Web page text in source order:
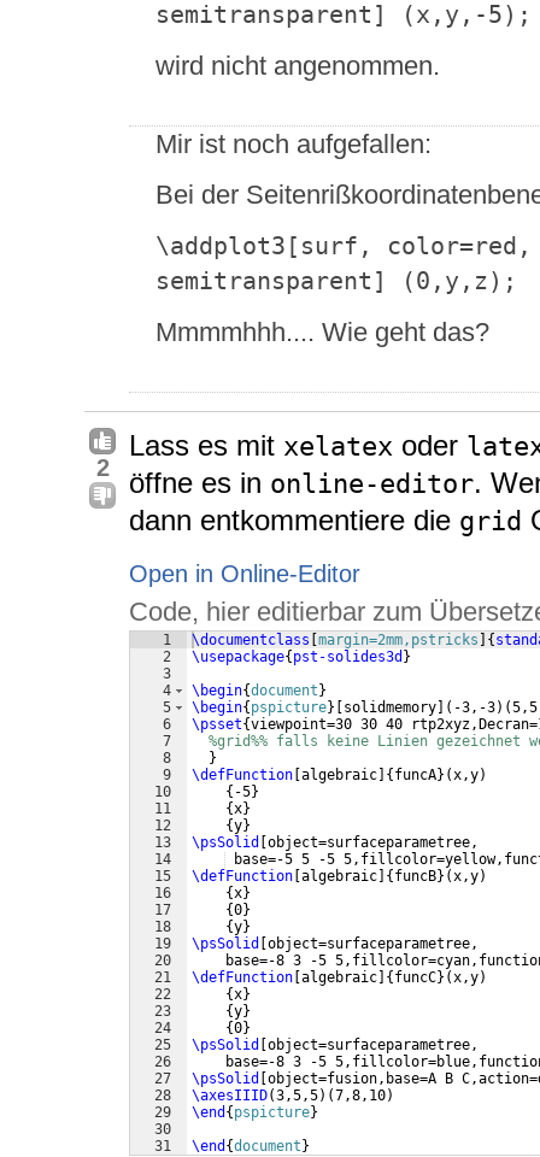
semitransparent] (x,y,-5);
wird nicht angenommen.
Mir ist noch aufgefallen:
Bei der
\addplot3[surf, color=red,
semitransparent] (0,y,z);
Mmmmhhh.... Wie geht das?
2
Lass es mit xelatex oder
öffne es in online-editor.
dann entkommentiere die grid
Open in Online-Editor
Code, hier editierbar zum
1
2
3
4
5
6
7
8
9
10
11
12
13
14
15
16
17
18
19
20
21
22
23
24
25
26
27
28
29
30
31
\documentclass margin=2mm,pstricks {
\usepackage{ pst-solides3d }
\begin{document }
\begin{ pspicture} solidmemory ( -3,-3) (5,5
\psset{viewpoint=30 30 40
%grid%% falls keine Linien gezeichnet
}
\defFunction algebraic { funcA} (x,y)
{ -5}
{x}
{y}
\psSolid
object=surfaceparametree,
base=-5 5 -5
\defFunction algebraic { funcB} (x,y)
{x}
{0}
{y}
\psSolid
object=surfaceparametree,
base=-8 3 -5
\defFunction algebraic { funcC} (x,y)
{x}
{y}
{0}
\psSolid
object=surfaceparametree,
base=-8 3 -5
\psSolid
object=fusion,base=A B
\axesIIID(3,5,5) (7,8,10)
\end { pspicture}
\end {document }